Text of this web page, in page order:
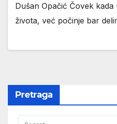
Dušan Opačić Čovek
života, već počinje bar
Pretraga